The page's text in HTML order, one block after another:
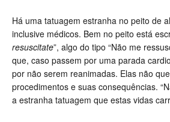
Há uma tatuagem estranha no peito de
inclusive médicos. Bem no peito está
resuscitate”, algo do tipo “Não me
que, caso passem por uma parada
por não serem reanimadas. Elas não
procedimentos e suas consequências.
a estranha tatuagem que estas vidas